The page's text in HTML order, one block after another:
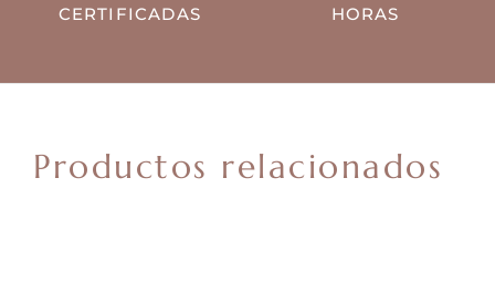
CERTIFICADAS
HORAS
Productos relacionados